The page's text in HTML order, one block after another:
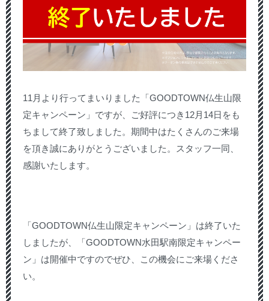
11月より行ってまいりました「GOODTOWN仏生山限
定キャンペーン」ですが、ご好評につき12月14日をも
ちまして終了致しました。期間中はたくさんのご来場
を頂き誠にありがとうございました。スタッフ一同、
感謝いたします。
「GOODTOWN仏生山限定キャンペーン」は終了いた
しましたが、「GOODTOWN水田駅南限定キャンペー
ン」は開催中ですのでぜひ、この機会にご来場くださ
い。